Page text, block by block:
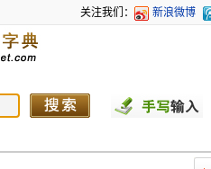
关注我们： 新浪微博